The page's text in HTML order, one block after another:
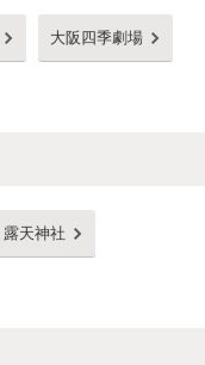
大阪四季劇場
露天神社